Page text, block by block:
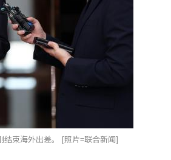
结束海外出差。 [照片=联合新闻]